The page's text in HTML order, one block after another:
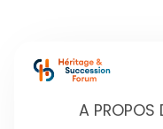
A PROPOS